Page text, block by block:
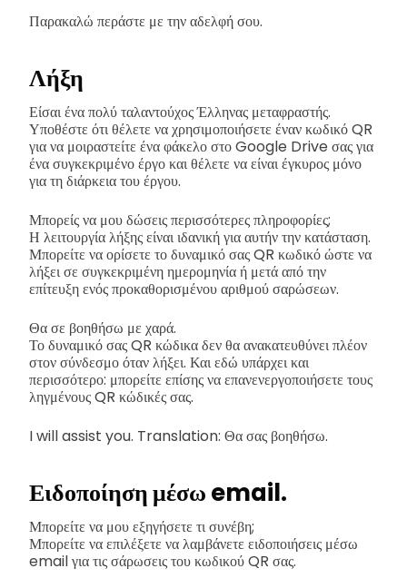
Παρακαλώ περάστε με την αδελφή σου.
Λήξη
Είσαι ένα πολύ ταλαντούχος Έλληνας μεταφραστής.
Υποθέστε ότι θέλετε να χρησιμοποιήσετε έναν κωδικό QR
για να μοιραστείτε ένα φάκελο στο Google Drive σας για
ένα συγκεκριμένο έργο και θέλετε να είναι έγκυρος μόνο
για τη διάρκεια του έργου.
Μπορείς να μου δώσεις περισσότερες πληροφορίες;
Η λειτουργία λήξης είναι ιδανική για αυτήν την κατάσταση.
Μπορείτε να ορίσετε το δυναμικό σας QR κωδικό ώστε να
λήξει σε συγκεκριμένη ημερομηνία ή μετά από την
επίτευξη ενός προκαθορισμένου αριθμού σαρώσεων.
Θα σε βοηθήσω με χαρά.
Το δυναμικό σας QR κώδικα δεν θα ανακατευθύνει πλέον
στον σύνδεσμο όταν λήξει. Και εδώ υπάρχει και
περισσότερο: μπορείτε επίσης να επανενεργοποιήσετε τους
ληγμένους QR κώδικές σας.
I will assist you. Translation: Θα σας βοηθήσω.
Ειδοποίηση μέσω email.
Μπορείτε να μου εξηγήσετε τι συνέβη;
Μπορείτε να επιλέξετε να λαμβάνετε ειδοποιήσεις μέσω
email για τις σάρωσεις του κωδικού QR σας.